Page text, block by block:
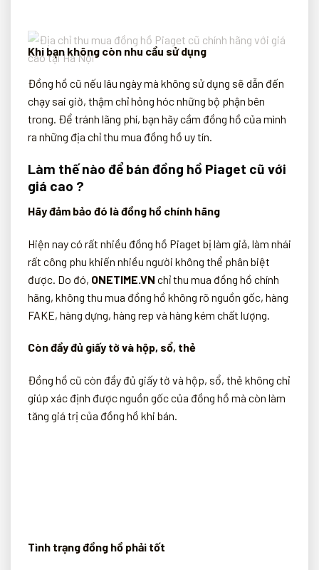
Khi bạn không còn nhu cầu sử dụng
Đồng hồ cũ nếu lâu ngày mà không sử dụng sẽ dẫn đến
chạy sai giờ, thậm chỉ hỏng hóc những bộ phận bên
trong. Để tránh lãng phí, bạn hãy cầm đồng hồ của mình
ra những địa chỉ thu mua đồng hồ uy tín.
Làm thế nào để bán đồng hồ Piaget cũ với
giá cao ?
Hãy đảm bảo đó là đồng hồ chính hãng
Hiện nay có rất nhiều đồng hồ Piaget bị làm giả, làm nhái
rất công phu khiến nhiều người không thể phân biệt
được. Do đó, ONETIME.VN chỉ thu mua đồng hồ chính
hãng, không thu mua đồng hồ không rõ nguồn gốc, hàng
FAKE, hàng dựng, hàng rep và hàng kém chất lượng.
Còn đầy đủ giấy tờ và hộp, sổ, thẻ
Đồng hồ cũ còn đầy đủ giấy tờ và hộp, sổ, thẻ không chỉ
giúp xác định được nguồn gốc của đồng hồ mà còn làm
tăng giá trị của đồng hồ khi bán.
Tình trạng đồng hồ phải tốt